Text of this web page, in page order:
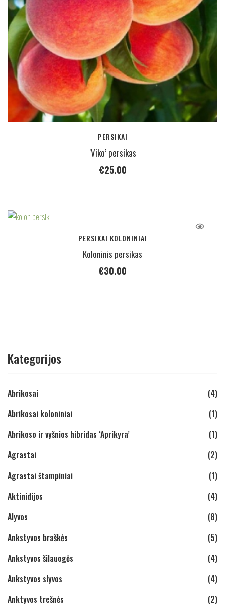
PERSIKAI
‘Viko’ persikas
€25.00
PERSIKAI KOLONINIAI
Koloninis persikas
€30.00
Kategorijos
Abrikosai
(4)
Abrikosai koloniniai
(1)
Abrikoso ir vyšnios hibridas ‘Aprikyra’
(1)
Agrastai
(2)
Agrastai štampiniai
(1)
Aktinidijos
(4)
Alyvos
(8)
Ankstyvos braškės
(5)
Ankstyvos šilauogės
(4)
Ankstyvos slyvos
(4)
Anktyvos trešnės
(2)